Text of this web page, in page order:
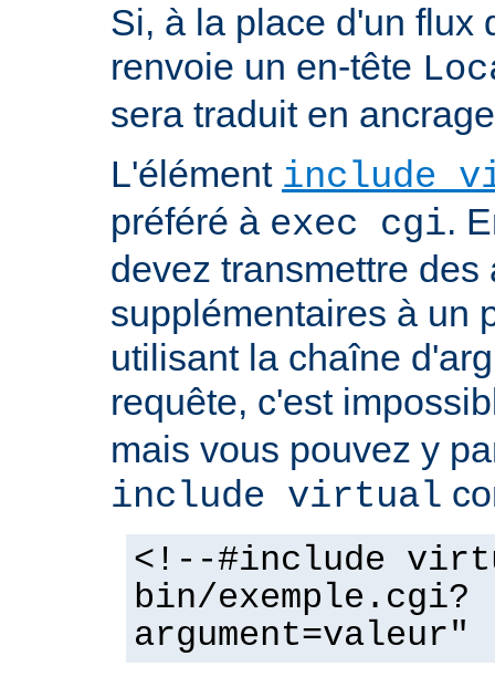
Si, à la place d'un flux
renvoie un en-tête
sera traduit en
L'élément include
préféré à exec cgi.
devez transmettre des
supplémentaires à un
utilisant la chaîne
requête, c'est
mais vous pouvez y
include virtual
<!--#include
bin/exemple.cgi?
argument=valeur"